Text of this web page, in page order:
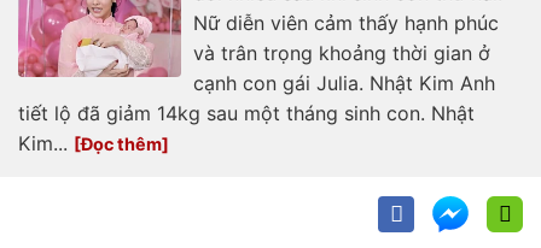
Nữ diễn viên cảm thấy hạnh phúc
và trân trọng khoảng thời gian ở
cạnh con gái Julia. Nhật Kim Anh
tiết lộ đã giảm 14kg sau một tháng sinh con. Nhật
Kim...